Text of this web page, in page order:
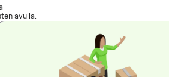
avulla.